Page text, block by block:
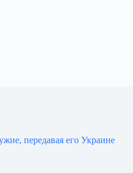
передавая его Украине